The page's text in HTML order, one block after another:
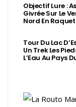
Objectif Lure :
Givrée Sur Le
Nord En
Tour Du Lac
Un Trek Les
L’Eau Au Pays